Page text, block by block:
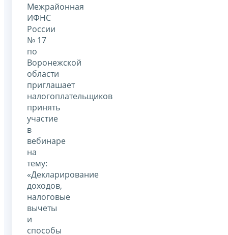
Межрайонная
ИФНС
России
№ 17
по
Воронежской
области
приглашает
налогоплательщиков
принять
участие
в
вебинаре
на
тему:
«Декларирование
доходов,
налоговые
вычеты
и
способы